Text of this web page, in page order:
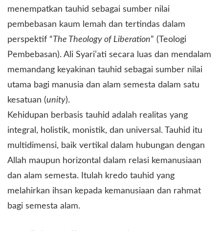
menempatkan tauhid sebagai sumber nilai
pembebasan kaum lemah dan tertindas dalam
perspektif “The Theology of Liberation” (Teologi
Pembebasan). Ali Syari’ati secara luas dan mendalam
memandang keyakinan tauhid sebagai sumber nilai
utama bagi manusia dan alam semesta dalam satu
kesatuan (unity).
Kehidupan berbasis tauhid adalah realitas yang
integral, holistik, monistik, dan universal. Tauhid itu
multidimensi, baik vertikal dalam hubungan dengan
Allah maupun horizontal dalam relasi kemanusiaan
dan alam semesta. Itulah kredo tauhid yang
melahirkan ihsan kepada kemanusiaan dan rahmat
bagi semesta alam.